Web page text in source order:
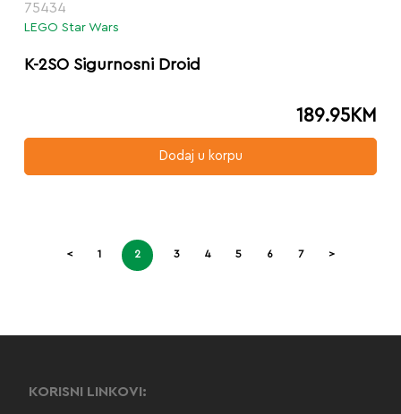
75434
LEGO Star Wars
K-2SO Sigurnosni Droid
189.95KM
Dodaj u korpu
< 1 2 3 4 5 6 7 >
KORISNI LINKOVI: